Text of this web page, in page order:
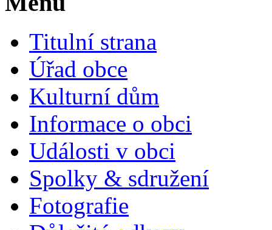
Titulní strana
Úřad obce
Kulturní dům
Informace o obci
Události v obci
Spolky & sdružení
Fotografie